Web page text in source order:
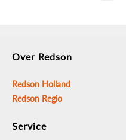
Over Redson
Redson Holland
Redson Regio
Service